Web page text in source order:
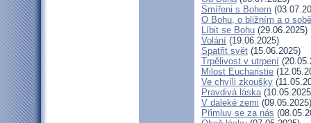
Smířeni s Bohem
O Bohu, o bližním a o sobě
Líbit se Bohu (29.06.2025)
Volání (19.06.2025)
Spatřit svět (15.06.2025)
Trpělivost v utrpení
Milost Eucharistie
Ve chvíli zkoušky
Pravdivá láska
V daleké zemi (09.05.2025)
Přimluv se za nás